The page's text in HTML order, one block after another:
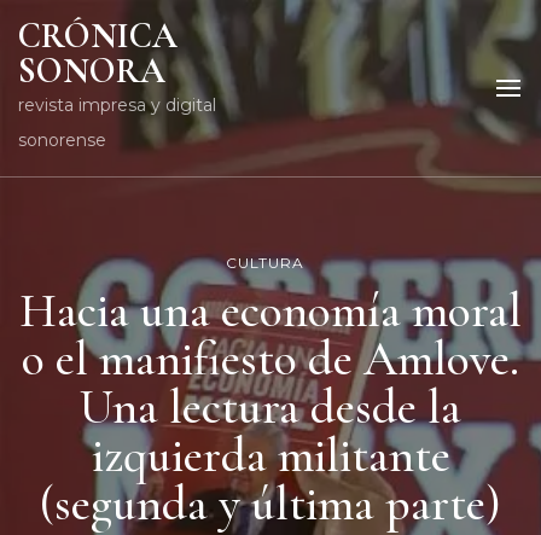
CRÓNICA
SONORA
revista impresa y digital
sonorense
CULTURA
Hacia una economía moral
o el manifiesto de Amlove.
Una lectura desde la
izquierda militante
(segunda y última parte)